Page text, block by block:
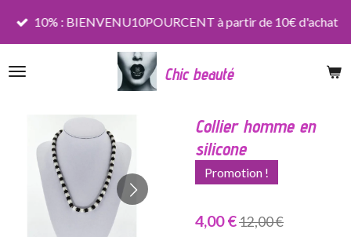
Passer
principal
Chic beauté
10% : BIENVENU10POURCENT à partir de 10€ d'achat
Collier homme en
silicone
Promotion !
4,00 €12,00 €